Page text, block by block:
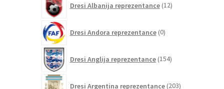
Dresi Albanija reprezentance 12izdelkov
Dresi Andora reprezentance 0izdelkov
Dresi Anglija reprezentance 154izdelkov
Dresi Argentina reprezentance 203